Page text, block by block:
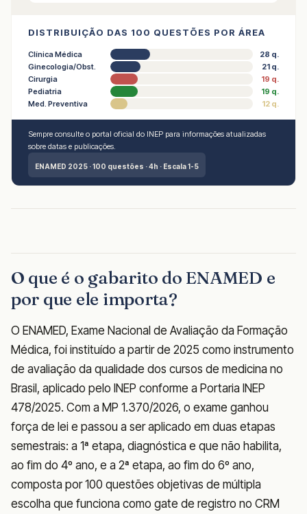
DISTRIBUIÇÃO DAS 100 QUESTÕES POR ÁREA
Clínica Médica
28 q.
Ginecologia/Obst.
21 q.
Cirurgia
19 q.
Pediatria
19 q.
Med. Preventiva
12 q.
Sempre consulte o portal oficial do INEP para informações atualizadas
sobre datas e publicações.
ENAMED 2025 · 100 questões · 4h · Escala 1-5
O que é o gabarito do ENAMED e
por que ele importa?
O ENAMED, Exame Nacional de Avaliação da Formação
Médica, foi instituído a partir de 2025 como instrumento
de avaliação da qualidade dos cursos de medicina no
Brasil, aplicado pelo INEP conforme a Portaria INEP
478/2025. Com a MP 1.370/2026, o exame ganhou
força de lei e passou a ser aplicado em duas etapas
semestrais: a 1ª etapa, diagnóstica e que não habilita,
ao fim do 4º ano, e a 2ª etapa, ao fim do 6º ano,
composta por 100 questões objetivas de múltipla
escolha que funciona como gate de registro no CRM